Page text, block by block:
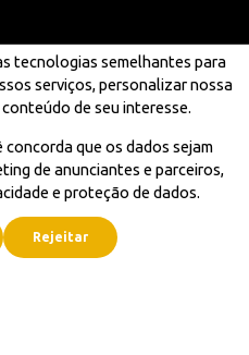
tecnologias semelhantes para
serviços, personalizar nossa
de seu interesse.
que os dados sejam
de anunciantes e parceiros,
e proteção de dados.
Rejeitar